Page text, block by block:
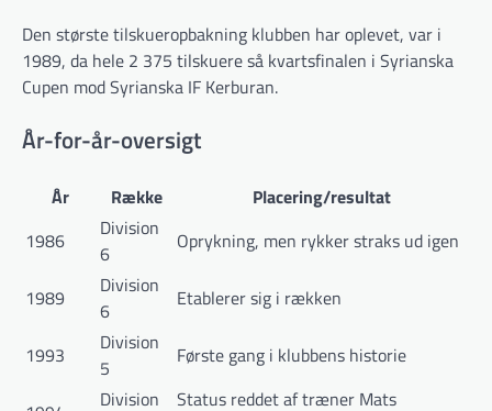
Den største tilskueropbakning klubben har oplevet, var i
1989, da hele 2 375 tilskuere så kvartsfinalen i Syrianska
Cupen mod Syrianska IF Kerburan.
År-for-år-oversigt
År Række
Placering/resultat
1986
Division
6
Oprykning, men rykker straks ud igen
1989
Division
6
Etablerer sig i rækken
1993
Division
5
Første gang i klubbens historie
Division Status reddet af træner Mats